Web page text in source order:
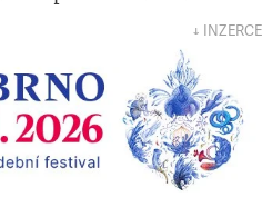
↓ INZERCE